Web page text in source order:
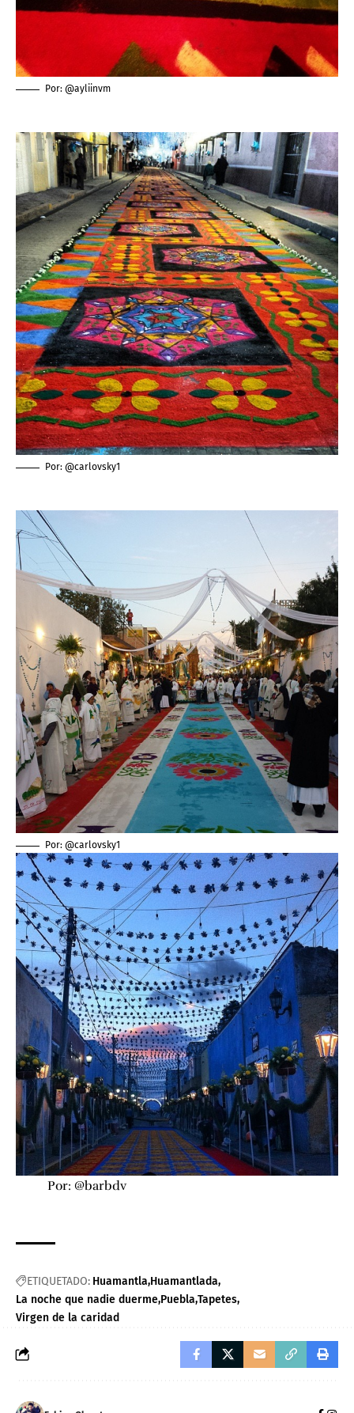
Por: @ayliinvm
Por: @carlovsky1
Por: @carlovsky1
Por: @barbdv
ETIQUETADO: Huamantla Huamantlada
La noche que nadie duerme Puebla Tapetes
Virgen de la caridad